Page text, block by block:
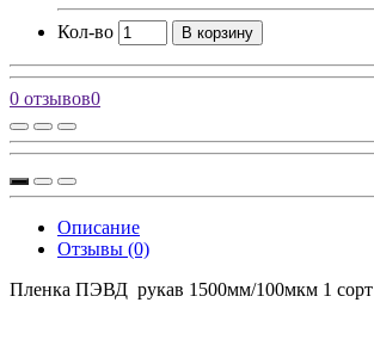
Кол-во В корзину
0 отзывов0
Описание
Отзывы (0)
Пленка ПЭВД рукав 1500мм/100мкм 1 сорт